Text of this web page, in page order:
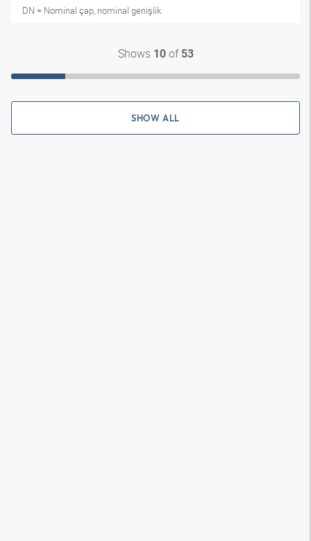
DN = Nominal çap, nominal genişlik
Shows 10of 53
SHOW ALL